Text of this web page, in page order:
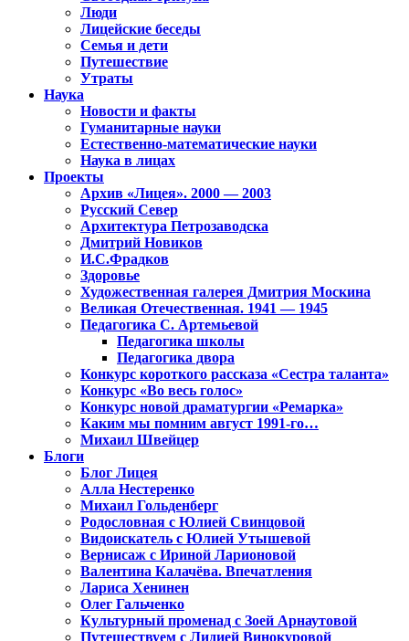
Люди
Лицейские беседы
Семья и дети
Путешествие
Утраты
Наука
Новости и факты
Гуманитарные науки
Естественно-математические науки
Наука в лицах
Проекты
Архив «Лицея». 2000 — 2003
Русский Север
Архитектура Петрозаводска
Дмитрий Новиков
И.С.Фрадков
Здоровье
Художественная галерея Дмитрия Москина
Великая Отечественная. 1941 — 1945
Педагогика С. Артемьевой
Педагогика школы
Педагогика двора
Конкурс короткого рассказа «Сестра таланта»
Конкурс «Во весь голос»
Конкурс новой драматургии «Ремарка»
Каким мы помним август 1991-го…
Михаил Швейцер
Блоги
Блог Лицея
Алла Нестеренко
Михаил Гольденберг
Родословная с Юлией Свинцовой
Видоискатель с Юлией Утышевой
Вернисаж с Ириной Ларионовой
Валентина Калачёва. Впечатления
Лариса Хенинен
Олег Гальченко
Культурный променад с Зоей Арнаутовой
Путешествуем с Лидией Винокуровой